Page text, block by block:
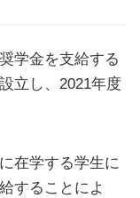
学金を支給する
立し、2021年度
在学する学生に
することによ